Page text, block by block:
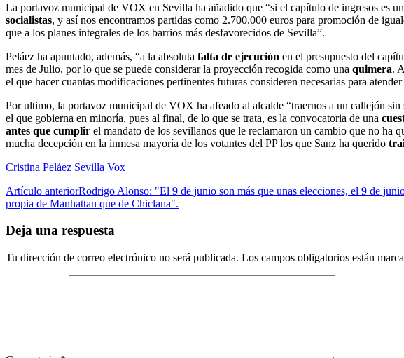
La portavoz municipal de VOX en Sevilla ha añadido que “si el capítulo de ingresos es
socialistas, y así nos encontramos partidas como 2.700.000 euros para promoción de
que a los planes integrales de los barrios más desfavorecidos de Sevilla”.
Peláez ha apuntado, además, “a la absoluta falta de ejecución en el presupuesto del
mes de Julio, por lo que se puede considerar la proyección recogida como una quimera.
el que hacer cuantas modificaciones pertinentes futuras consideren necesarias para
Por ultimo, la portavoz municipal de VOX ha afeado al alcalde “traernos a un callejón sin
el que gobierna en minoría, pues al final, de lo que se trata, es la convocatoria de una
antes que cumplir el mandato de los sevillanos que le reclamaron un cambio que no ha
mucha decepción en la inmesa mayoría de los votantes del PP los que Sanz ha querido
Cristina Peláez Sevilla Vox
Artículo anteriorRodrigo Alonso: "El 9 de junio son más que unas elecciones, el 9 de
propia de Manhattan que de Chiclana".
Deja una respuesta
Tu dirección de correo electrónico no será publicada. Los campos obligatorios están